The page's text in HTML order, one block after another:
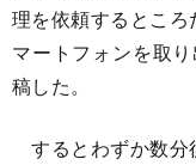
理を依頼するとこ
マートフォンを取
稿した。
するとわずか数分